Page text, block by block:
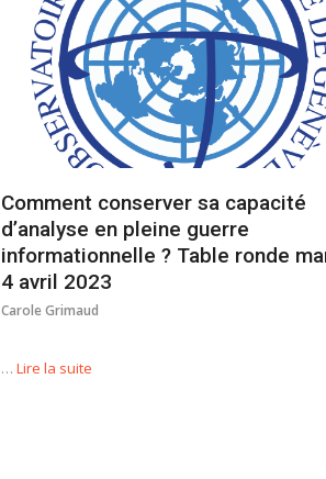
Comment conserver sa capacité
d’analyse en pleine guerre
informationnelle ? Table ronde
4 avril 2023
Carole Grimaud
… Lire la suite